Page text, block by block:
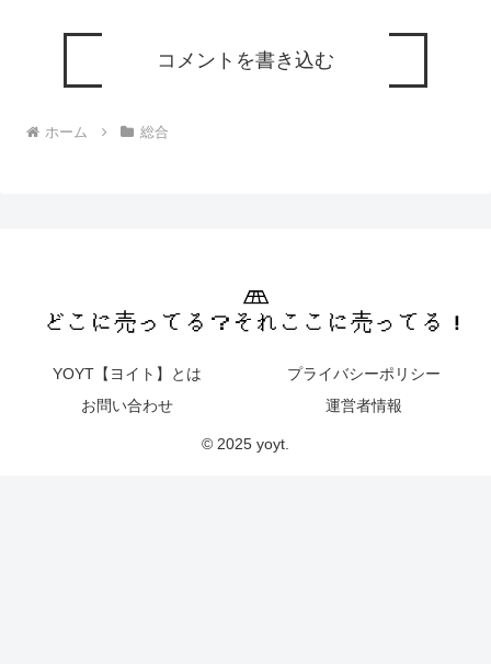
コメントを書き込む
ホーム 総合
YOYT【ヨイト】とは
プライバシーポリシー
お問い合わせ
運営者情報
© 2025 yoyt.